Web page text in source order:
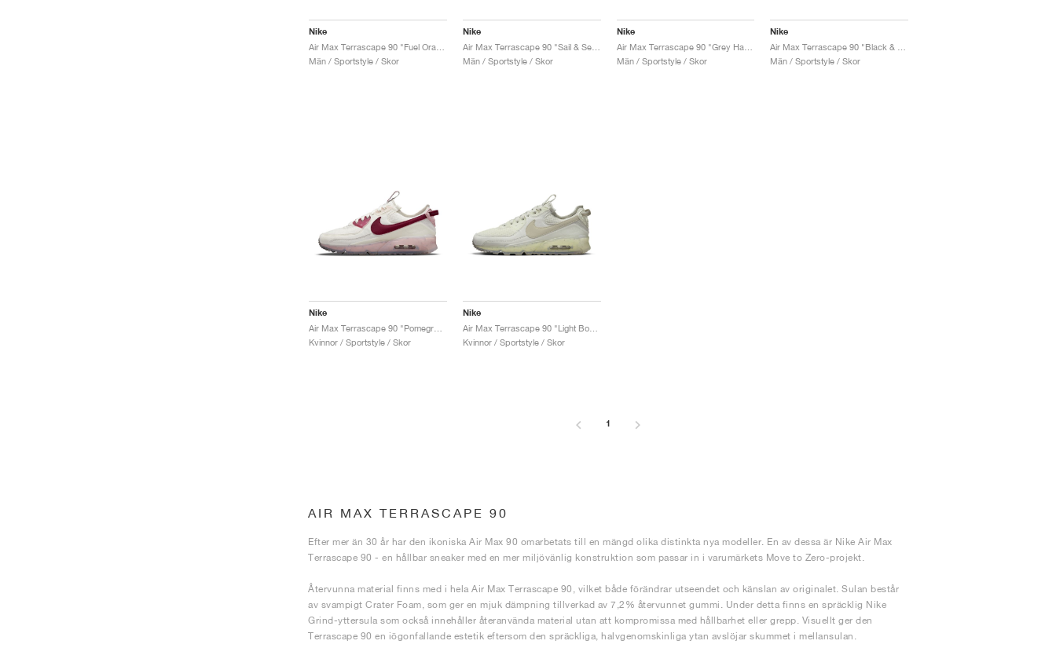
Nike
Män / Sportstyle / Skor
Nike
Air Max Terrascape 90 "Sail & Sea Glass"
Män / Sportstyle / Skor
Nike
Män / Sportstyle / Skor
Nike
Män / Sportstyle / Skor
Nike
Kvinnor / Sportstyle / Skor
Nike
Air Max Terrascape 90 "Light Bone"
Kvinnor / Sportstyle / Skor
1
AIR MAX TERRASCAPE 90
Efter mer än 30 år har den ikoniska Air Max 90 omarbetats till en mängd olika distinkta nya modeller. En av dessa är Nike Air Max
Terrascape 90 - en hållbar sneaker med en mer miljövänlig konstruktion som passar in i varumärkets Move to Zero-projekt.
Återvunna material finns med i hela Air Max Terrascape 90, vilket både förändrar utseendet och känslan av originalet. Sulan består
av svampigt Crater Foam, som ger en mjuk dämpning tillverkad av 7,2% återvunnet gummi. Under detta finns en spräcklig Nike
Grind-yttersula som också innehåller återanvända material utan att kompromissa med hållbarhet eller grepp. Visuellt ger den
Terrascape 90 en iögonfallande estetik eftersom den spräckliga, halvgenomskinliga ytan avslöjar skummet i mellansulan.